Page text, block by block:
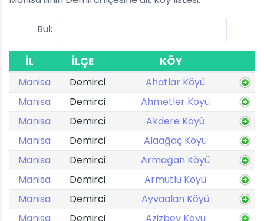
Bul:
İL İLÇE KÖY
Manisa Demirci
Ahatlar Köyü
Manisa
Demirci
Ahmetler Köyü
Manisa
Demirci
Akdere Köyü
Manisa
Demirci
Alaağaç Köyü
Manisa
Demirci
Armağan Köyü
Manisa
Demirci
Armutlu Köyü
Manisa
Demirci
Ayvaalan Köyü